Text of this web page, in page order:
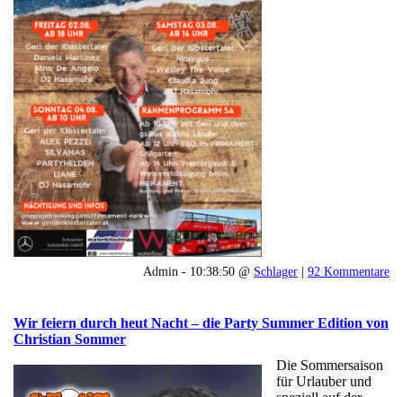
Admin - 10:38:50 @ Schlager | 92 Kommentare
Wir feiern durch heut Nacht – die Party Summer Edition von
Christian Sommer
Die Sommersaison
für Urlauber und